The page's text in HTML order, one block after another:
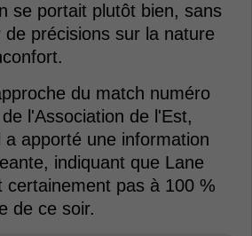
se portait plutôt bien, sans
précisions sur la nature
du match numéro
l'Association de l'Est,
a apporté une information
indiquant que Lane
certainement pas à 100 %
de ce soir.